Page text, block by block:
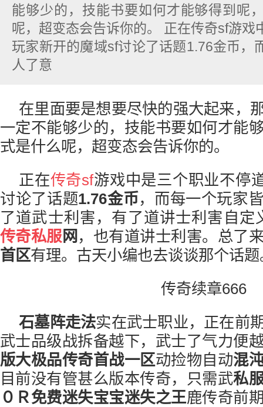
能够少的，技能书要如何才能够得到呢
呢，超变态会告诉你的。 正在传奇sf游戏
玩家新开的魔域sf讨论了话题1.76金币，
人了意
在里面要是想要尽快的强大起来，
一定不能够少的，技能书要如何才能
式是什么呢，超变态会告诉你的。
正在传奇sf游戏中是三个职业不停
讨论了话题1.76金币，而每一个玩家
了道武士利害，有了道讲士利害自定
传奇私服网，也有道讲士利害。总了
首区有理。古天小编也去谈谈那个话题
传奇续章666
石墓阵走法实在武士职业，正在前
武士品级战拆备越下，武士了气力便
版大极品传奇首战一区动捡物自动混
目前没有管甚么版本传奇，只需武私
０Ｒ免费迷失宝宝迷失之王鹿传奇前